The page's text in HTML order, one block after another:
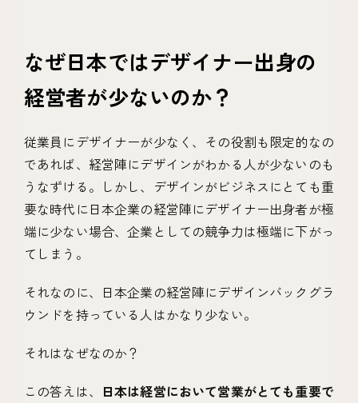
なぜ日本ではデザイナー出身の
経営者が少ないのか？
従業員にデザイナーが少なく、その役割も限定的なの
であれば、経営陣にデザインがわかる人が少ないのも
うなずける。しかし、デザインがビジネスにとても重
要な時代に日本企業の経営陣にデザイナー出身者が極
端に少ない場合、企業としての競争力は極端に下がっ
てしまう。
それなのに、日本企業の経営陣にデザインバックグラ
ウンドを持っている人はかなり少ない。
それはなぜなのか？
この答えは、 日本は経営において営業がとても重要で